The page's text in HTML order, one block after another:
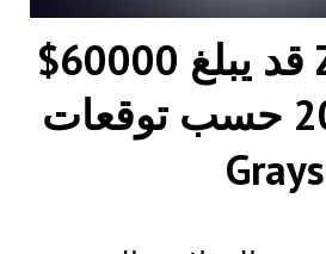
سعر Zcash قد يبلغ 60000$
بحلول 2025 حسب توقعات